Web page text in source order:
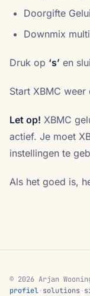
Doorgifte
Downmix
Druk op ‘s’ en
Start XBMC weer
Let op! XBMC
actief. Je moet
instellingen te
Als het goed is,
© 2026 Arjan
profiel·solutions·